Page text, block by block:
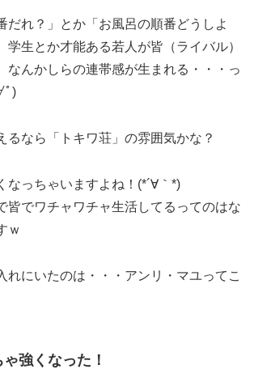
だれ？」とか「お風呂の順番どうしよ
学生とか才能ある若人が皆（ライバル）
なんかしらの連帯感が生まれる・・・っ
ﾟ)
るなら「トキワ荘」の雰囲気かな？
なっちゃいますよね！(*´∀｀*)
皆でワチャワチャ生活してるってのはな
ｗ
れにいたのは・・・アンリ・マユってこ
強くなった！